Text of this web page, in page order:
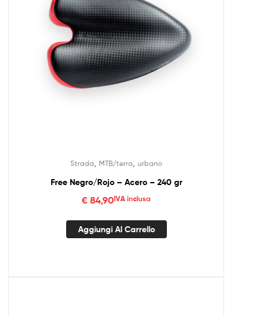
Strada MTB/terra urbano
Free Negro/Rojo – Acero – 240 gr
€ 84,90IVA inclusa
Aggiungi Al Carrello